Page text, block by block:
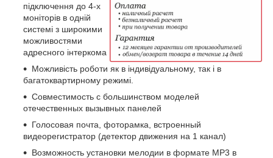
підключення до 4-х
моніторів в одній
системі з широкими
можливостями
адресного інтеркома
Можливість роботи як в індивідуальному, так і в
багатоквартирному режимі.
Совместимость с большинством моделей
отечественных вызывных панелей
Голосовая почта, фоторамка, встроенный
видеорегистратор (детектор движения на 1 канал)
Возможность установки мелодии в формате MP3 в